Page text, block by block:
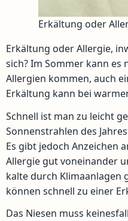
Erkältung oder
Erkältung oder Allergie,
sich? Im Sommer kann
Allergien kommen, auch
Erkältung kann bei
Schnell ist man zu leicht
Sonnenstrahlen des
Es gibt jedoch Anzeichen
Allergie gut voneinander
kalte durch Klimaanlagen
können schnell zu einer
Das Niesen muss